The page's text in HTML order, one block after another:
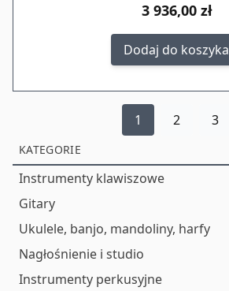
KATEGORIE
Instrumenty klawiszowe
Gitary
Ukulele, banjo, mandoliny, harfy
Nagłośnienie i studio
Instrumenty perkusyjne
3 936,00 zł
Dodaj do koszyka
1 2 3